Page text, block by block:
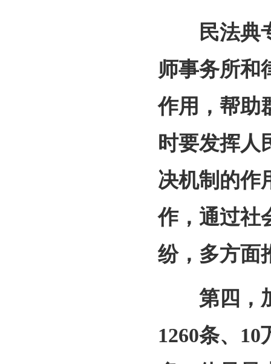
民法典专
师事务所和
作用，帮助
时要发挥人
决机制的作
作，通过社
纷，多方面
第四，加
1260条、